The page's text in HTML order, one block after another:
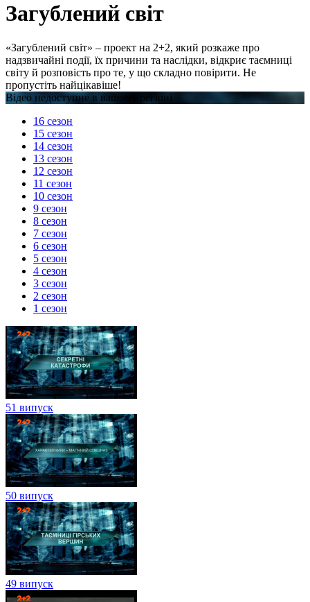
Загублений світ
«Загублений світ» – проект на 2+2, який розкаже про
надзвичайні події, їх причини та наслідки, відкриє таємниці
світу й розповість про те, у що складно повірити. Не
пропустіть найцікавіше!
Відео недоступне в вашому регіоні
16 сезон
15 сезон
14 сезон
13 сезон
12 сезон
11 сезон
10 сезон
9 сезон
8 сезон
7 сезон
6 сезон
5 сезон
4 сезон
3 сезон
2 сезон
1 сезон
51 випуск
50 випуск
49 випуск